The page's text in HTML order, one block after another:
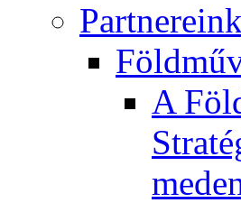
Partnereink
A